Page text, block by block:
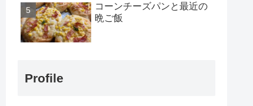
コーンチーズパンと最近の
晩ご飯
Profile